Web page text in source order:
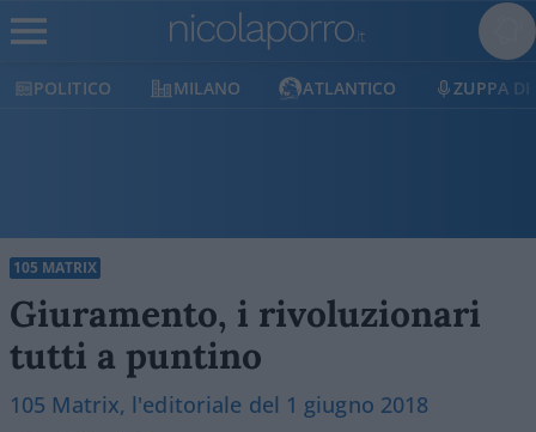
POLITICO MILANO ATLANTICO ZUPPA DI
105 MATRIX
Giuramento, i rivoluzionari
tutti a puntino
105 Matrix, l'editoriale del 1 giugno 2018